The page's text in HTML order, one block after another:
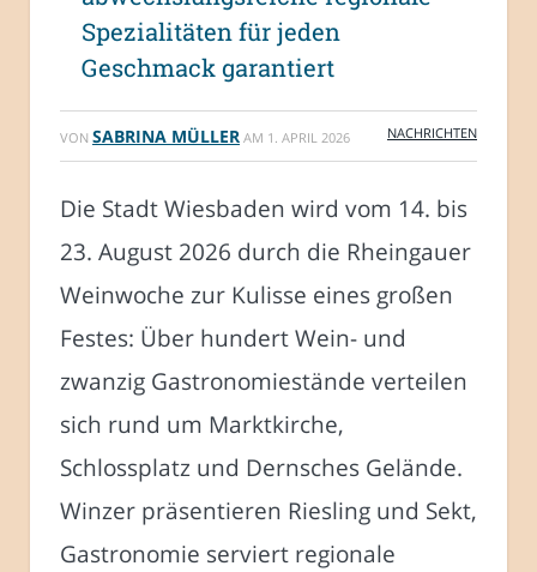
Spezialitäten für jeden
Geschmack garantiert
VON SABRINA MÜLLER AM 1. APRIL 2026 NACHRICHTEN
Die Stadt Wiesbaden wird vom 14. bis
23. August 2026 durch die Rheingauer
Weinwoche zur Kulisse eines großen
Festes: Über hundert Wein- und
zwanzig Gastronomiestände verteilen
sich rund um Marktkirche,
Schlossplatz und Dernsches Gelände.
Winzer präsentieren Riesling und Sekt,
Gastronomie serviert regionale